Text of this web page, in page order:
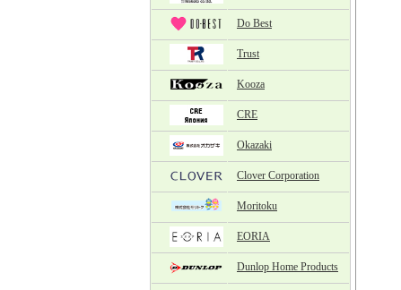
Do Best
Trust
Kooza
CRE
Okazaki
Clover Corporation
Moritoku
EORIA
Dunlop Home Products